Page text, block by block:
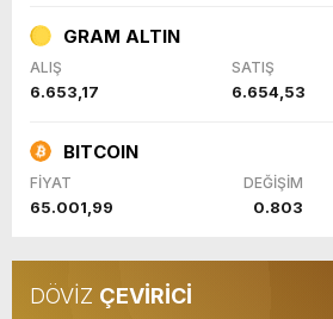
GRAM ALTIN
ALIŞ SATIŞ
6.653,17 6.654,53
BITCOIN
FİYAT DEĞİŞİM
65.001,99 0.803
DÖVİZ ÇEVİRİCİ